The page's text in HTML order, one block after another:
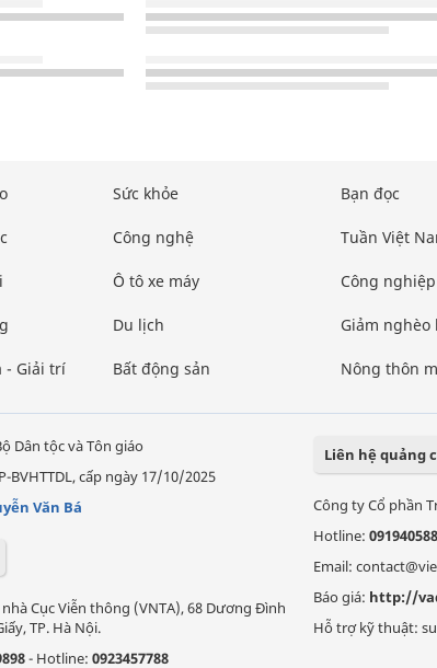
- Giải trí
Sức khỏe
Công nghệ
Ô tô xe máy
Du lịch
Bất động sản
Bạn đọc
Tuần Việt
Công
Giảm nghèo
Nông thôn
Dân tộc và Tôn giáo
BVHTTDL, cấp ngày 17/10/2025
Văn Bá
Cục Viễn thông (VNTA), 68 Dương Đình
TP. Hà Nội.
- Hotline: 0923457788
Liên hệ quảng
Công ty Cổ phần
Hotline:
Email:
Báo giá: http://
Hỗ trợ kỹ thuật: